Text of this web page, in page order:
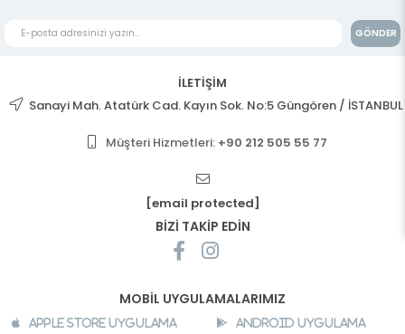
GÖNDER
İLETİŞİM
Sanayi Mah. Atatürk Cad. Kayın Sok. No:5 Güngören / İSTANBUL
Müşteri Hizmetleri: +90 212 505 55 77
[email protected]
BİZİ TAKİP EDİN
MOBİL UYGULAMALARIMIZ
Apple Store Uygulama Android Uygulama